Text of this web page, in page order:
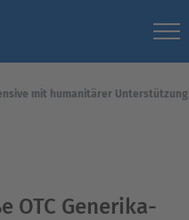
mit humanitärer
OTC Generika-